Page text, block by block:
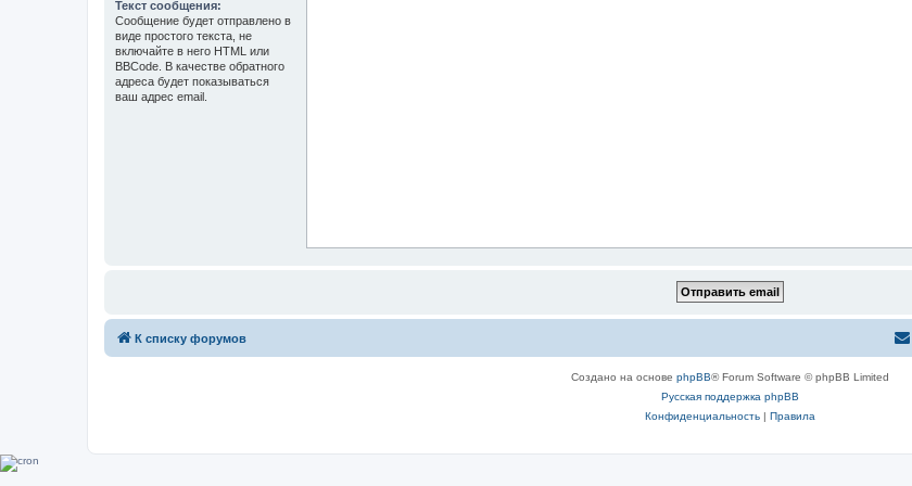
Текст сообщения:
Сообщение будет отправлено в
виде простого текста, не
включайте в него HTML или
BBCode. В качестве обратного
адреса будет показываться
ваш адрес email.
К списку форумов
Создано на основе phpBB® Forum Software © phpBB Limited
Русская поддержка phpBB
Конфиденциальность| Правила